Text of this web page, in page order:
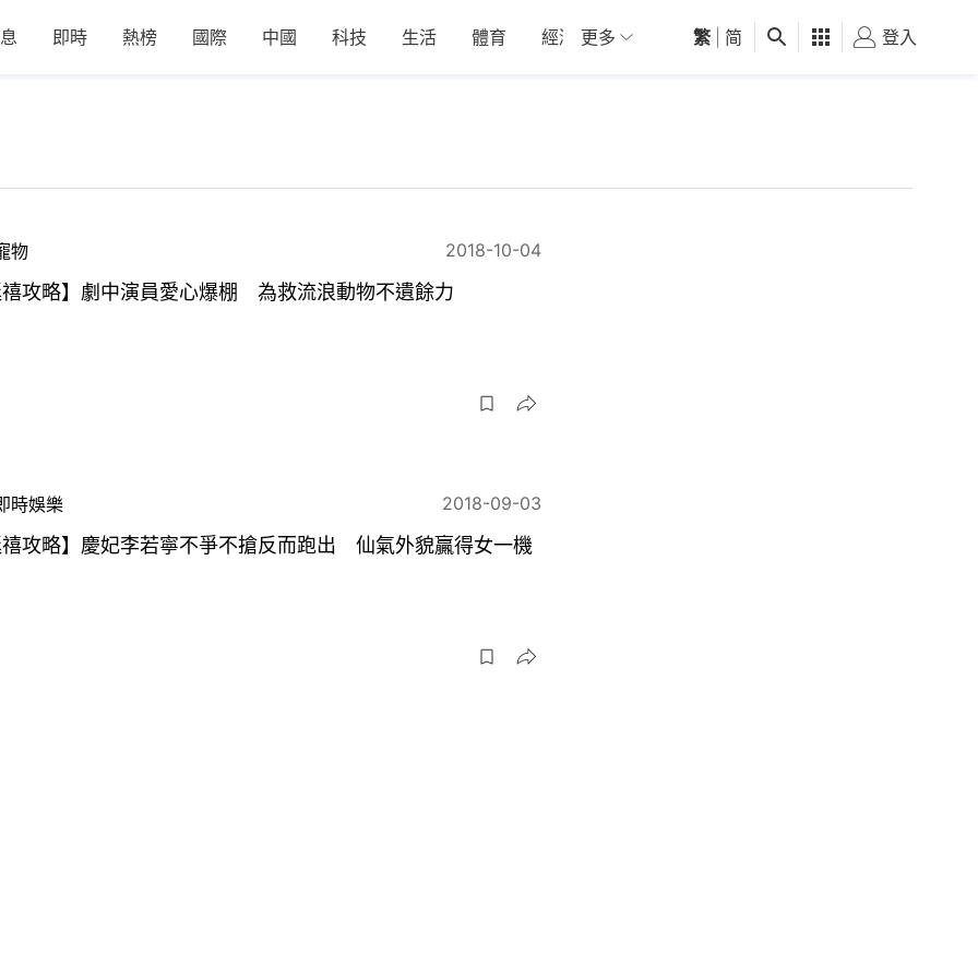
即時 熱榜 國際 中國 科技 生活 體育 經濟 01深圳 觀點 健康 好食玩飛
更多 繁 简 登入
物 2018-10-04
攻略】劇中演員愛心爆棚 為救流浪動物不遺餘力
時娛樂 2018-09-03
攻略】慶妃李若寧不爭不搶反而跑出 仙氣外貌贏得女一機